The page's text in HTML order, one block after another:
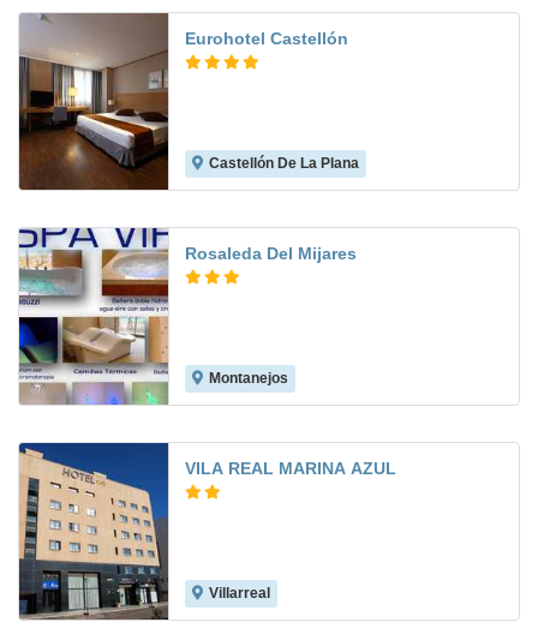
Eurohotel Castellón
Castellón De La Plana
Rosaleda Del Mijares
Montanejos
VILA REAL MARINA AZUL
Villarreal